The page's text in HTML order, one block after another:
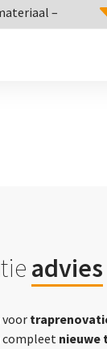
advies
voor
compleet nieuwe